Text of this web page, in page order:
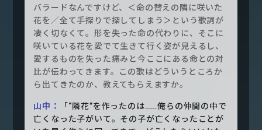
バラードなんですけど、＜命の替えの隣に咲いた
花を／全て手探りで探してしまう＞という歌詞が
凄く切なくて。形を失った命の代わりに、そこに
咲いている花を愛でて生きて行く姿が見えるし、
愛するものを失った痛みと今ここにある命との対
比が伝わってきます。この歌はどういうところか
ら出てきたのか、教えてもらえますか。
山中：
「“隣花”を作ったのは……俺らの仲間の中で
亡くなった子がいて。その子が亡くなったことが